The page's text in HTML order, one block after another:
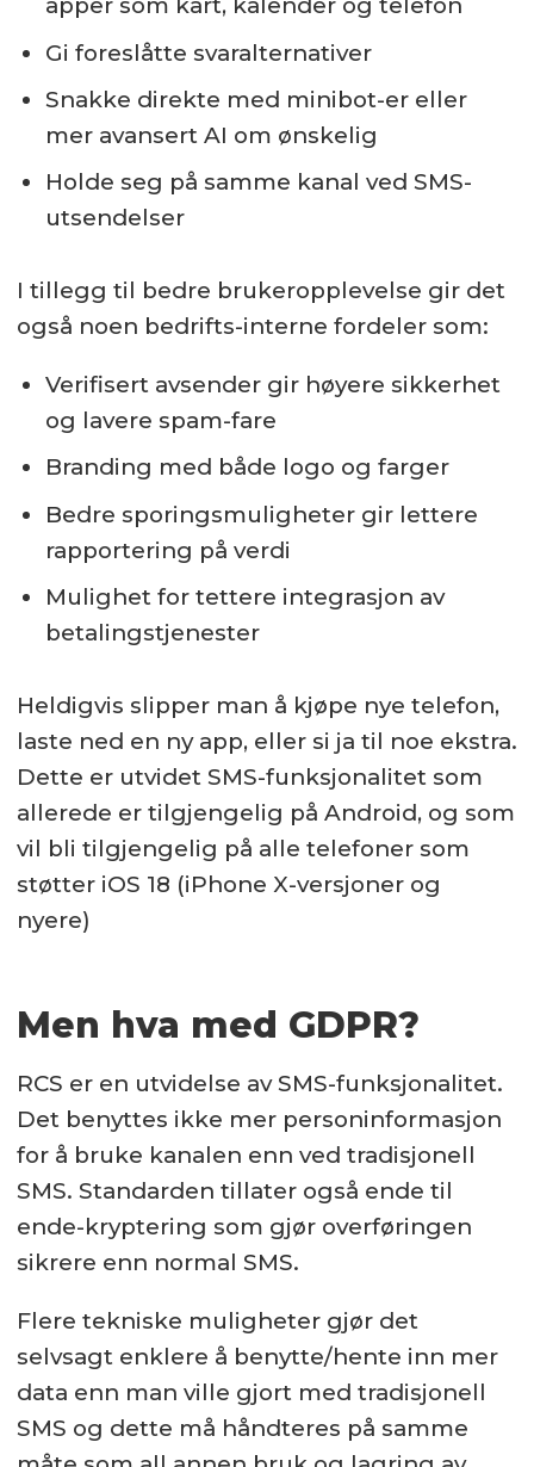
apper som kart, kalender og telefon
Gi foreslåtte svaralternativer
Snakke direkte med minibot-er eller
mer avansert AI om ønskelig
Holde seg på samme kanal ved SMS-
utsendelser
I tillegg til bedre brukeropplevelse gir det
også noen bedrifts-interne fordeler som:
Verifisert avsender gir høyere sikkerhet
og lavere spam-fare
Branding med både logo og farger
Bedre sporingsmuligheter gir lettere
rapportering på verdi
Mulighet for tettere integrasjon av
betalingstjenester
Heldigvis slipper man å kjøpe nye telefon,
laste ned en ny app, eller si ja til noe ekstra.
Dette er utvidet SMS-funksjonalitet som
allerede er tilgjengelig på Android, og som
vil bli tilgjengelig på alle telefoner som
støtter iOS 18 (iPhone X-versjoner og
nyere)
Men hva med GDPR?
RCS er en utvidelse av SMS-funksjonalitet.
Det benyttes ikke mer personinformasjon
for å bruke kanalen enn ved tradisjonell
SMS. Standarden tillater også ende til
ende-kryptering som gjør overføringen
sikrere enn normal SMS.
Flere tekniske muligheter gjør det
selvsagt enklere å benytte/hente inn mer
data enn man ville gjort med tradisjonell
SMS og dette må håndteres på samme